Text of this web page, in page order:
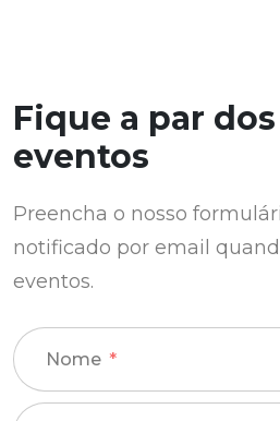
Fique a par
eventos
Preencha o nosso
notificado por email
eventos.
Nome